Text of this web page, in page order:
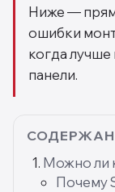
Ниже —
ошибки
когда лучше
панели.
Можно ли
Почему